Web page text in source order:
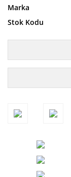
Marka
Stok Kodu